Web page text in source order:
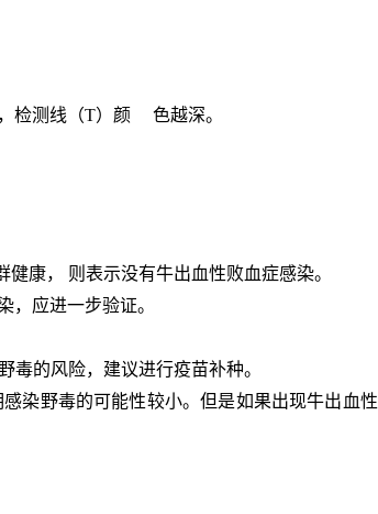
检测线（T）颜 色越深。
健康， 则表示没有牛出血性败血症感染。
，应进一步验证。
毒的风险，建议进行疫苗补种。
染野毒的可能性较小。但是如果出现牛出血性